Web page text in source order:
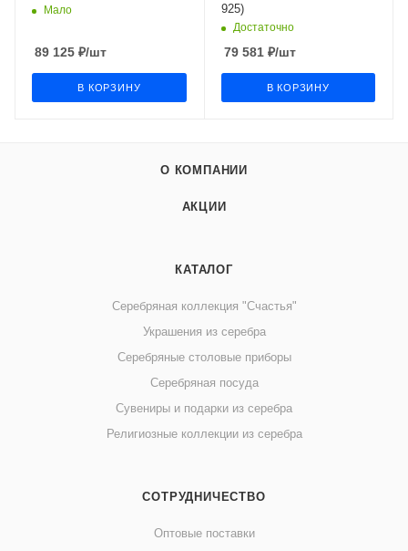
Мало
89 125 ₽/шт
В КОРЗИНУ
925)
Достаточно
79 581₽/шт
В КОРЗИНУ
О КОМПАНИИ
АКЦИИ
КАТАЛОГ
Серебряная коллекция "Счастья"
Украшения из серебра
Серебряные столовые приборы
Серебряная посуда
Сувениры и подарки из серебра
Религиозные коллекции из серебра
СОТРУДНИЧЕСТВО
Оптовые поставки